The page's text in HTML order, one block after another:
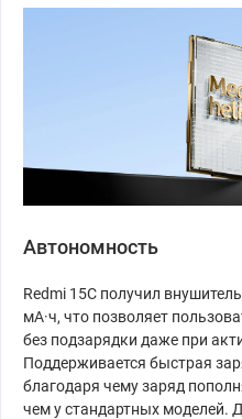
Автономность
Redmi 15C получил
мА·ч, что позволяет
без подзарядки даже при
Поддерживается быстрая
благодаря чему заряд
чем у стандартных моделей.